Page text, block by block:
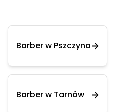
Barber w Pszczyna
Barber w Tarnów